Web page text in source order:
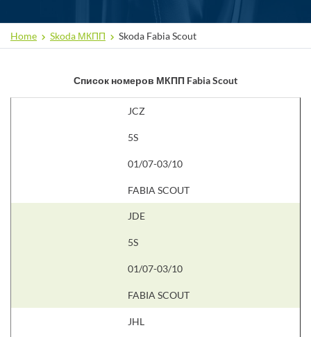
Home Skoda МКПП Skoda Fabia Scout
Список номеров МКПП Fabia Scout
JCZ
5S
01/07-03/10
FABIA SCOUT
JDE
5S
01/07-03/10
FABIA SCOUT
JHL